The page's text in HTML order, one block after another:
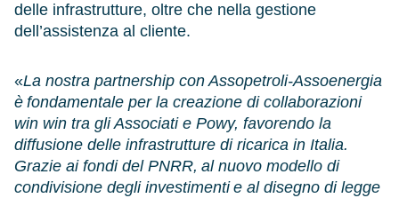
delle infrastrutture, oltre che nella gestione
dell’assistenza al cliente.
«La nostra partnership con Assopetroli-Assoenergia
è fondamentale per la creazione di collaborazioni
win win tra gli Associati e Powy, favorendo la
diffusione delle infrastrutture di ricarica in Italia.
Grazie ai fondi del PNRR, al nuovo modello di
condivisione degli investimenti e al disegno di legge